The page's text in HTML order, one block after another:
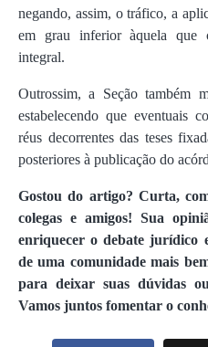
negando, assim, o tráfico, a
em grau inferior àquela que
integral.
Outrossim, a Seção também
estabelecendo que eventuais
réus decorrentes das teses
posteriores à publicação do
Gostou do artigo? Curta,
colegas e amigos! Sua
enriquecer o debate jurídico
de uma comunidade mais
para deixar suas dúvidas
Vamos juntos fomentar o